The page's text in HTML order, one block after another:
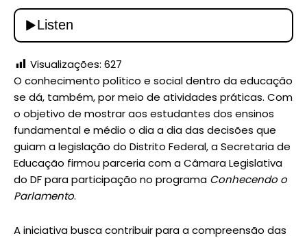
Visualizações: 627
O conhecimento político e social dentro da educação
se dá, também, por meio de atividades práticas. Com
o objetivo de mostrar aos estudantes dos ensinos
fundamental e médio o dia a dia das decisões que
guiam a legislação do Distrito Federal, a Secretaria de
Educação firmou parceria com a Câmara Legislativa
do DF para participação no programa Conhecendo o
Parlamento.
A iniciativa busca contribuir para a compreensão das